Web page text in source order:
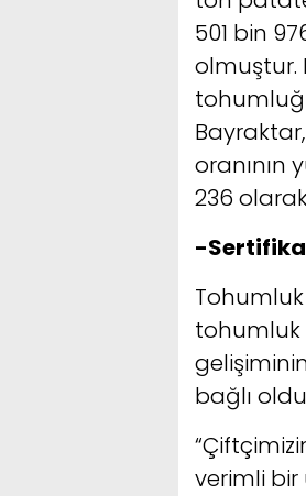
501 bin
olmuştur.
oranının
236
-
tohumluk
bağlı
verimli